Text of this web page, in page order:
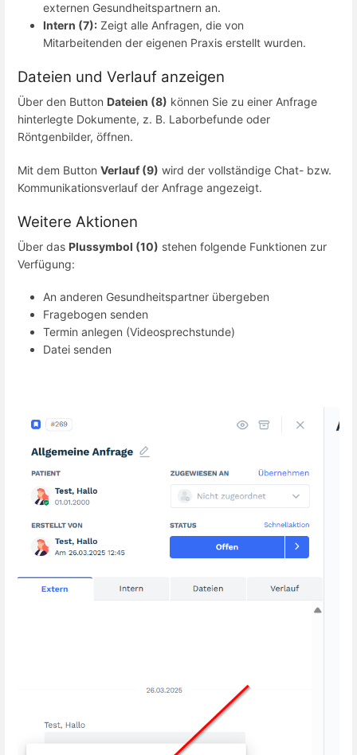
externen Gesundheitspartnern an.
Intern (7): Zeigt alle Anfragen, die von
Mitarbeitenden der eigenen Praxis erstellt wurden.
Dateien und Verlauf anzeigen
Über den Button Dateien (8) können Sie zu einer Anfrage
hinterlegte Dokumente, z. B. Laborbefunde oder
Röntgenbilder, öffnen.
Mit dem Button Verlauf (9) wird der vollständige Chat- bzw.
Kommunikationsverlauf der Anfrage angezeigt.
Weitere Aktionen
Über das Plussymbol (10) stehen folgende Funktionen zur
Verfügung:
An anderen Gesundheitspartner übergeben
Fragebogen senden
Termin anlegen (Videosprechstunde)
Datei senden